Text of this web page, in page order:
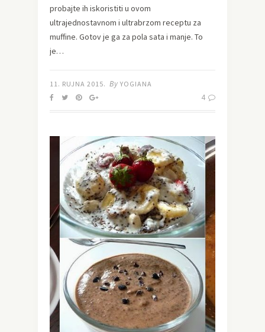
probajte ih iskoristiti u ovom
ultrajednostavnom i ultrabrzom receptu za
muffine. Gotov je ga za pola sata i manje. To
je…
11. RUJNA 2015. By YOGIANA
4